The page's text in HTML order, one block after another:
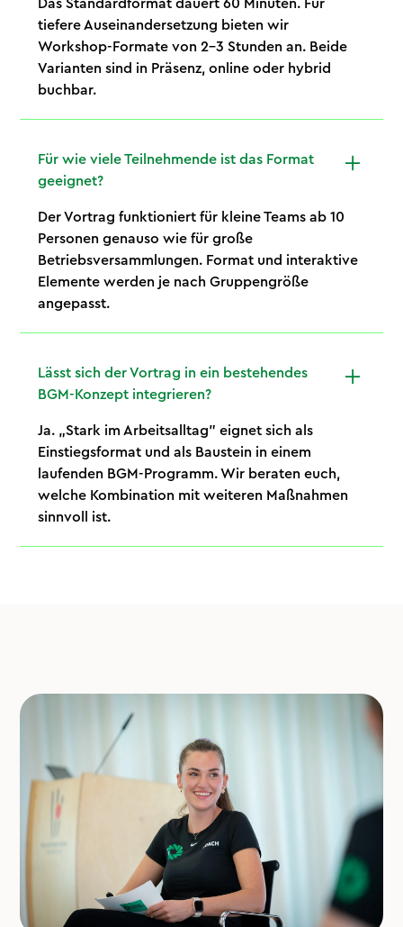
Das Standardformat dauert 60 Minuten. Für
tiefere Auseinandersetzung bieten wir
Workshop-Formate von 2–3 Stunden an. Beide
Varianten sind in Präsenz, online oder hybrid
buchbar.
Für wie viele Teilnehmende ist das Format
geeignet?
Der Vortrag funktioniert für kleine Teams ab 10
Personen genauso wie für große
Betriebsversammlungen. Format und interaktive
Elemente werden je nach Gruppengröße
angepasst.
Lässt sich der Vortrag in ein bestehendes
BGM-Konzept integrieren?
Ja. „Stark im Arbeitsalltag" eignet sich als
Einstiegsformat und als Baustein in einem
laufenden BGM-Programm. Wir beraten euch,
welche Kombination mit weiteren Maßnahmen
sinnvoll ist.